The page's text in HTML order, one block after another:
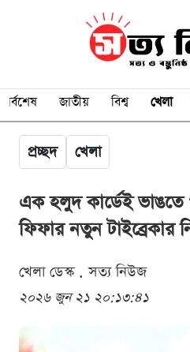
সর্বশেষ জাতীয় বিশ্ব খেলা
প্রচ্ছদ খেলা
এক হলুদ কার্ডেই ভাঙতে
ফিফার নতুন টাইব্রেকার
খেলা ডেস্ক . সত্য নিউজ
২০২৬ জুন ২১ ২০:১৩:৪১